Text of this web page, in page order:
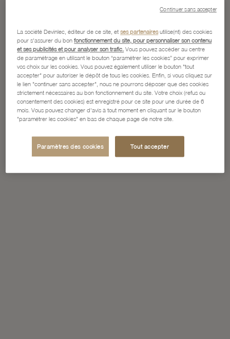
La société Devinlec, éditeur de ce site, etses partenairesutilise(nt) des cookies
pour s'assurer du bonfonctionnement du site, pour personnaliser son contenu
et ses publicités et pour analyser son trafic. Vous pouvez accéder au centre
de paramétrage en utilisant le bouton “paramétrer les cookies” pour exprimer
vos choix sur les cookies. Vous pouvez également utiliser le bouton "tout
accepter" pour autoriser le dépôt de tous les cookies. Enfin, si vous cliquez sur
le lien "continuer sans accepter", nous ne pourrons déposer que des cookies
strictement nécessaires au bon fonctionnement du site. Votre choix (refus ou
consentement des cookies) est enregistré pour ce site pour une durée de 6
mois. Vous pouvez changer d'avis à tout moment en cliquant sur le bouton
"paramétrer les cookies" en bas de chaque page de notre site.
Paramètres des cookies Tout accepter
Continuer sans accepter